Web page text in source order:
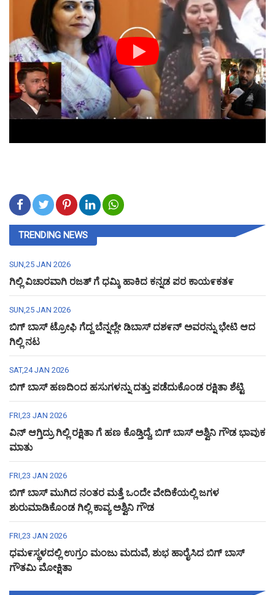
TRENDING NEWS
SUN,25 JAN 2026
ಗಿಲ್ಲಿ ವಿಚಾರವಾಗಿ ರಜತ್ ಗೆ ಧಮ್ಕಿ ಹಾಕಿದ ಕನ್ನಡ ಪರ ಕಾಯ೯ಕತ೯
SUN,25 JAN 2026
ಬಿಗ್ ಬಾಸ್ ಟ್ರೋಫಿ ಗೆದ್ದ ಬೆನ್ನಲ್ಲೇ ಡಿಬಾಸ್ ದಶ೯ನ್ ಅವರನ್ನು ಭೇಟಿ ಆದ
ಗಿಲ್ಲಿ ನಟ
SAT,24 JAN 2026
ಬಿಗ್ ಬಾಸ್ ಹಣದಿಂದ ಹಸುಗಳನ್ನು ದತ್ತು ಪಡೆದುಕೊಂಡ ರಕ್ಷಿತಾ ಶೆಟ್ಟಿ
FRI,23 JAN 2026
ವಿನ್ ಆಗ್ತಿದ್ರು ಗಿಲ್ಲಿ ರಕ್ಷಿತಾ ಗೆ ಹಣ ಕೊಡ್ತಿದ್ದೆ, ಬಿಗ್ ಬಾಸ್ ಅಶ್ವಿನಿ ಗೌಡ ಭಾವುಕ
ಮಾತು
FRI,23 JAN 2026
ಬಿಗ್ ಬಾಸ್ ಮುಗಿದ ನಂತರ ಮತ್ತೆ ಒಂದೇ ವೇದಿಕೆಯಲ್ಲಿ ಜಗಳ
ಶುರುಮಾಡಿಕೊಂಡ ಗಿಲ್ಲಿ ಕಾವ್ಯ ಅಶ್ವಿನಿ ಗೌಡ
FRI,23 JAN 2026
ಧಮ೯ಸ್ಥಳದಲ್ಲಿ ಉಗ್ರಂ ಮಂಜು ಮದುವೆ, ಶುಭ ಹಾರೈಸಿದ ಬಿಗ್ ಬಾಸ್
ಗೌತಮಿ ಮೋಕ್ಷಿತಾ